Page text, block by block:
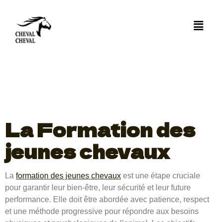
Formation des
jeunes
La Formation des
jeunes chevaux
La formation des jeunes chevaux est une étape cruciale
pour garantir leur bien-être, leur sécurité et leur future
performance. Elle doit être abordée avec patience, respect
et une méthode progressive pour répondre aux besoins